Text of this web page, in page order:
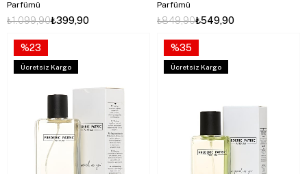
Parfümü
₺399,90
₺1.099,90
Parfümü
₺549,90
₺849,90
%23
Ücretsiz Kargo
%35
Ücretsiz Kargo